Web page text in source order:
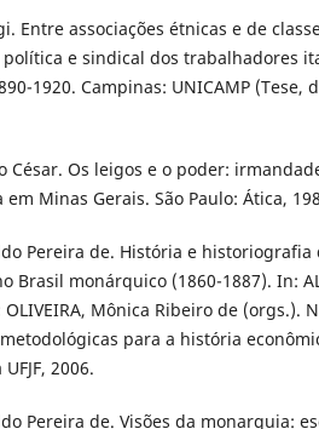
Entre associações étnicas e de
e sindical dos trabalhadores
1920. Campinas: UNICAMP (Tese,
César. Os leigos e o poder:
Minas Gerais. São Paulo: Ática,
Pereira de. História e
Brasil monárquico (1860-1887). In:
Mônica Ribeiro de (orgs.).
para a história
2006.
Pereira de. Visões da monarquia: